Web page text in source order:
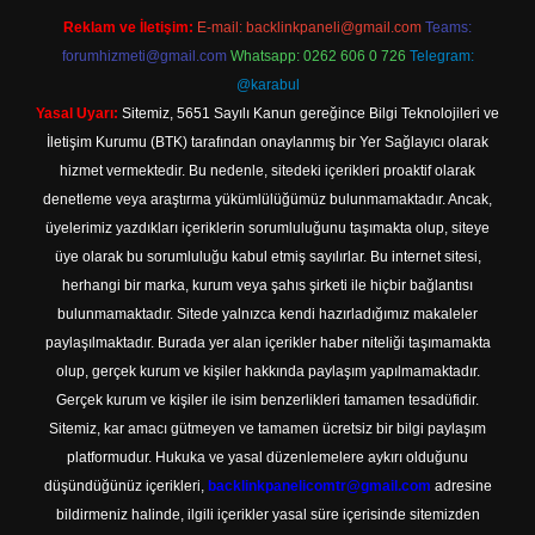
Reklam ve İletişim: E-mail: backlinkpaneli@gmail.com Teams:
forumhizmeti@gmail.com Whatsapp: 0262 606 0 726 Telegram:
@karabul
Yasal Uyarı: Sitemiz, 5651 Sayılı Kanun gereğince Bilgi Teknolojileri ve
İletişim Kurumu (BTK) tarafından onaylanmış bir Yer Sağlayıcı olarak
hizmet vermektedir. Bu nedenle, sitedeki içerikleri proaktif olarak
denetleme veya araştırma yükümlülüğümüz bulunmamaktadır. Ancak,
üyelerimiz yazdıkları içeriklerin sorumluluğunu taşımakta olup, siteye
üye olarak bu sorumluluğu kabul etmiş sayılırlar. Bu internet sitesi,
herhangi bir marka, kurum veya şahıs şirketi ile hiçbir bağlantısı
bulunmamaktadır. Sitede yalnızca kendi hazırladığımız makaleler
paylaşılmaktadır. Burada yer alan içerikler haber niteliği taşımamakta
olup, gerçek kurum ve kişiler hakkında paylaşım yapılmamaktadır.
Gerçek kurum ve kişiler ile isim benzerlikleri tamamen tesadüfidir.
Sitemiz, kar amacı gütmeyen ve tamamen ücretsiz bir bilgi paylaşım
platformudur. Hukuka ve yasal düzenlemelere aykırı olduğunu
düşündüğünüz içerikleri, backlinkpanelicomtr@gmail.com adresine
bildirmeniz halinde, ilgili içerikler yasal süre içerisinde sitemizden